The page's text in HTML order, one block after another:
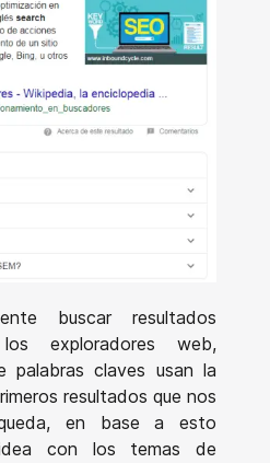
buscar resultados
exploradores web,
palabras claves usan la
resultados que nos
en base a esto
con los temas de